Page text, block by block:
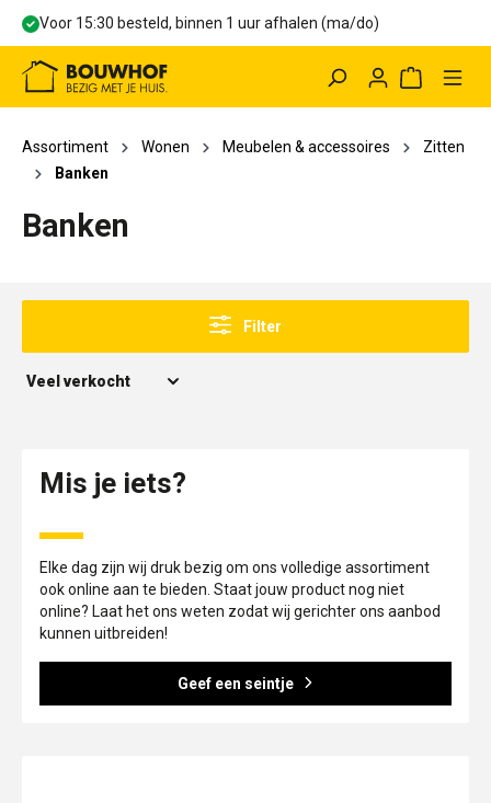
Voor 15:30 besteld, binnen 1 uur afhalen (ma/do)
Assortiment Wonen Meubelen & accessoires
Zitten
Banken
Banken
Filter
Mis je iets?
Elke dag zijn wij druk bezig om ons volledige assortiment
ook online aan te bieden. Staat jouw product nog niet
online? Laat het ons weten zodat wij gerichter ons aanbod
kunnen uitbreiden!
Geef een seintje